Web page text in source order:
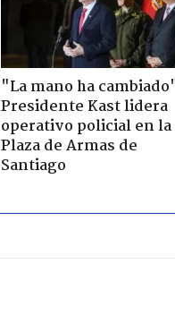
"La mano ha
Presidente Kast lidera
operativo policial en la
Plaza de Armas de
Santiago